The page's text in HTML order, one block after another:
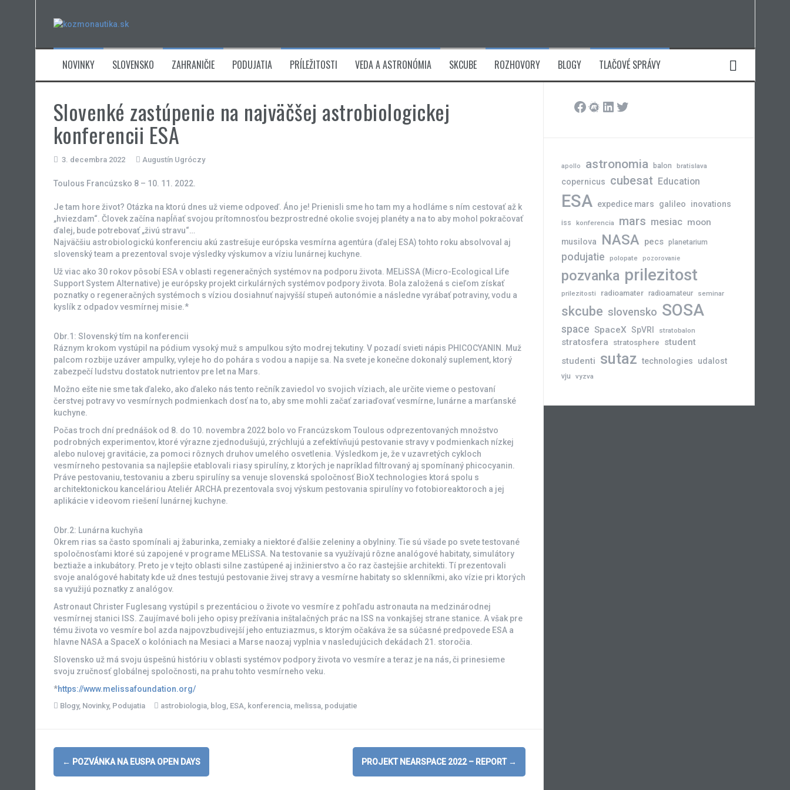
NOVINKY SLOVENSKO ZAHRANIČIE PODUJATIA PRÍLEŽITOSTI VEDA A ASTRONÓMIA SKCUBE ROZHOVORY BLOGY TLAČOVÉ SPRÁVY
Slovenké zastúpenie na najväčšej astrobiologickej
konferencii ESA
3. decembra 2022 Augustín Ugróczy
Toulous Francúzsko 8 – 10. 11. 2022.
Je tam hore život? Otázka na ktorú dnes už vieme odpoveď. Áno je! Prienisli sme ho tam my a hodláme s ním cestovať až k
„hviezdam“. Človek začína napĺňať svojou prítomnosťou bezprostredné okolie svojej planéty a na to aby mohol pokračovať
ďalej, bude potrebovať „živú stravu“…
Najväčšiu astrobiologickú konferenciu akú zastrešuje európska vesmírna agentúra (ďalej ESA) tohto roku absolvoval aj
slovenský team a prezentoval svoje výsledky výskumov a víziu lunárnej kuchyne.
Už viac ako 30 rokov pôsobí ESA v oblasti regeneračných systémov na podporu života. MELiSSA (Micro-Ecological Life
Support System Alternative) je európsky projekt cirkulárných systémov podpory života. Bola založená s cieľom získať
poznatky o regeneračných systémoch s víziou dosiahnuť najvyšší stupeň autonómie a následne vyrábať potraviny, vodu a
kyslík z odpadov vesmírnej misie.*
Obr.1: Slovenský tím na konferencii
Ráznym krokom vystúpil na pódium vysoký muž s ampulkou sýto modrej tekutiny. V pozadí svieti nápis PHICOCYANIN. Muž
palcom rozbije uzáver ampulky, vyleje ho do pohára s vodou a napije sa. Na svete je konečne dokonalý suplement, ktorý
zabezpečí ludstvu dostatok nutrientov pre let na Mars.
Možno ešte nie sme tak ďaleko, ako ďaleko nás tento rečník zaviedol vo svojich víziach, ale určite vieme o pestovaní
čerstvej potravy vo vesmírnych podmienkach dosť na to, aby sme mohli začať zariaďovať vesmírne, lunárne a marťanské
kuchyne.
Počas troch dní prednášok od 8. do 10. novembra 2022 bolo vo Francúzskom Toulous odprezentovaných množstvo
podrobných experimentov, ktoré výrazne zjednodušujú, zrýchlujú a zefektívňujú pestovanie stravy v podmienkach nízkej
alebo nulovej gravitácie, za pomoci rôznych druhov umelého osvetlenia. Výsledkom je, že v uzavretých cykloch
vesmírneho pestovania sa najlepšie etablovali riasy spirulíny, z ktorých je napríklad filtrovaný aj spomínaný phicocyanin.
Práve pestovaniu, testovaniu a zberu spirulíny sa venuje slovenská spoločnosť BioX technologies ktorá spolu s
architektonickou kanceláriou Ateliér ARCHA prezentovala svoj výskum pestovania spirulíny vo fotobioreaktoroch a jej
aplikácie v ideovom riešení lunárnej kuchyne.
Obr.2: Lunárna kuchyňa
Okrem rias sa často spomínali aj žaburinka, zemiaky a niektoré ďalšie zeleniny a obylniny. Tie sú všade po svete testované
spoločnosťami ktoré sú zapojené v programe MELiSSA. Na testovanie sa využívajú rôzne analógové habitaty, simulátory
beztiaže a inkubátory. Preto je v tejto oblasti silne zastúpené aj inžinierstvo a čo raz častejšie architekti. Tí prezentovali
svoje analógové habitaty kde už dnes testujú pestovanie živej stravy a vesmírne habitaty so sklenníkmi, ako vízie pri ktorých
sa využijú poznatky z analógov.
Astronaut Christer Fuglesang vystúpil s prezentáciou o živote vo vesmíre z pohľadu astronauta na medzinárodnej
vesmírnej stanici ISS. Zaujímavé boli jeho opisy prežívania inštalačných prác na ISS na vonkajšej strane stanice. A však pre
tému života vo vesmíre bol azda najpovzbudivejší jeho entuziazmus, s ktorým očakáva že sa súčasné predpovede ESA a
hlavne NASA a SpaceX o kolóniach na Mesiaci a Marse naozaj vyplnia v nasledujúcich dekádach 21. storočia.
Slovensko už má svoju úspešnú históriu v oblasti systémov podpory života vo vesmíre a teraz je na nás, či prinesieme
svoju zručnosť globálnej spoločnosti, na prahu tohto vesmírneho veku.
*https://www.melissafoundation.org/
Blogy, Novinky, Podujatia astrobiologia, blog, ESA, konferencia, melissa, podujatie
Post
navigation
← POZVÁNKA NA EUSPA OPEN DAYS PROJEKT NEARSPACE 2022 – REPORT →
Facebook
Meetup
LinkedIn
Twitter
apollo astronomia balon bratislava
copernicus cubesat Education
ESA expedice mars galileo inovations
iss konferencia mars mesiac moon
musilova NASA pecs planetarium
podujatie polopate pozorovanie
pozvanka prilezitost
prilezitosti radioamater radioamateur seminar
skcube slovensko SOSA
space SpaceX SpVRI stratobalon
stratosfera stratosphere
student
studenti sutaz technologies udalost
vju vyzva